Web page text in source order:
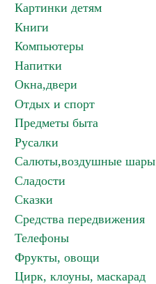
Картинки детям
Книги
Компьютеры
Напитки
Окна,двери
Отдых и спорт
Предметы быта
Русалки
Салюты,воздушные шары
Сладости
Сказки
Средства передвижения
Телефоны
Фрукты, овощи
Цирк, клоуны, маскарад